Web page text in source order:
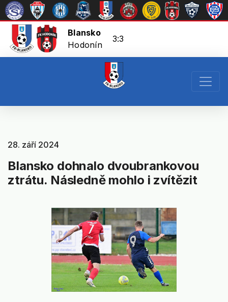
Blansko
Hodonín
3:3
28. září 2024
Blansko dohnalo dvoubrankovou
ztrátu. Následně mohlo i zvítězit